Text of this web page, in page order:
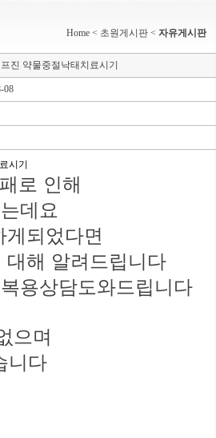
Home < 초원게시판 < 자유게시판
진 약물중절낙태치료시기
08
시기
로 인해
데요
게되었다면
대해 알려드립니다
복용상담도와드립니다
으며
니다